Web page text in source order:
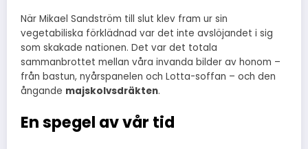
När Mikael Sandström till slut klev fram ur sin
vegetabiliska förklädnad var det inte avslöjandet i sig
som skakade nationen. Det var det totala
sammanbrottet mellan våra invanda bilder av honom –
från bastun, nyårspanelen och Lotta-soffan – och den
ångande majskolvsdräkten.
En spegel av vår tid